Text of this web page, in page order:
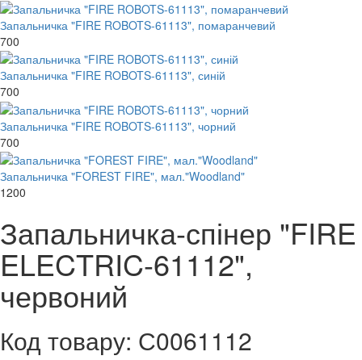
Запальничка "FIRE ROBOTS-61113", помаранчевий
700
Запальничка "FIRE ROBOTS-61113", синій
700
Запальничка "FIRE ROBOTS-61113", чорний
700
Запальничка "FOREST FIRE", мал."Woodland"
1200
Запальничка-спінер "FIRE
ELECTRIC-61112",
червоний
Код товару: С0061112